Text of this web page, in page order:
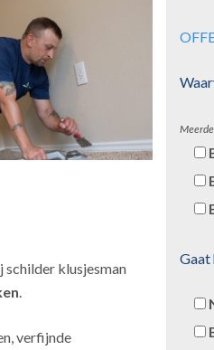
schilder klusjesman
verfijnde
Gaat